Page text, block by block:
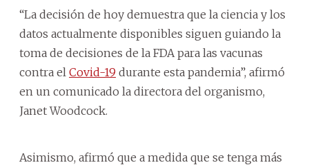
“La decisión de hoy demuestra que la ciencia y los
datos actualmente disponibles siguen guiando la
toma de decisiones de la FDA para las vacunas
contra el Covid-19 durante esta pandemia”, afirmó
en un comunicado la directora del organismo,
Janet Woodcock.
Asimismo, afirmó que a medida que se tenga más